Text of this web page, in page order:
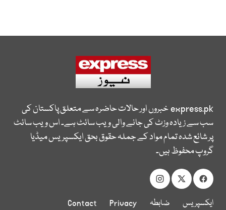
express.pkخبروں اور حالات حاضرہ سے متعلق پاکستان کی
سب سے زیادہ وزٹ کی جانے والی ویب سائٹ ہے۔ اس ویب سائٹ
پر شائع شدہ تمام مواد کے جملہ حقوق بحق ایکسپریس میڈیا
گروپ محفوظ ہیں۔
ایکسپریس
ضابطہ
Privacy
Contact